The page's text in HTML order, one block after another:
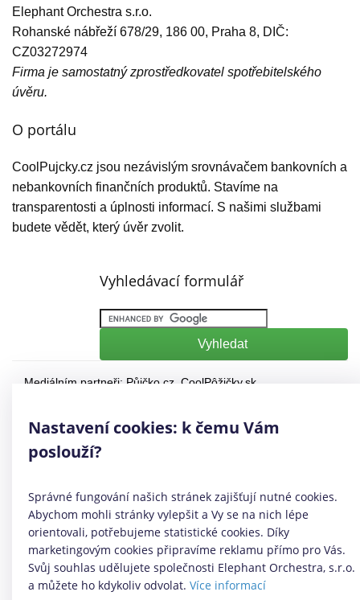
Elephant Orchestra s.r.o.
Rohanské nábřeží 678/29, 186 00, Praha 8, DIČ:
CZ03272974
Firma je samostatný zprostředkovatel spotřebitelského
úvěru.
O portálu
CoolPujcky.cz jsou nezávislým srovnávačem bankovních a
nebankovních finančních produktů. Stavíme na
transparentosti a úplnosti informací. S našimi službami
budete vědět, který úvěr zvolit.
Vyhledávací formulář
Mediálním partneři: Půjčko.cz CoolPôžičky.sk
©CoolPujcky.cz - Půjčky online ihned na účet
Váš nezávislý odborný srovnávač půjček pro rok 2026
Provozovatel:Elephant Orchestra, s.r.o. Ve spolupráci sÚspory.cz
|Povinně zveřejňované informace | Informace o řazení
produktových nabídek
Nastavení cookies: k čemu Vám
poslouží?
Správné fungování našich stránek zajišťují nutné cookies.
Abychom mohli stránky vylepšit a Vy se na nich lépe
orientovali, potřebujeme statistické cookies. Díky
marketingovým cookies připravíme reklamu přímo pro Vás.
Svůj souhlas udělujete společnosti Elephant Orchestra, s.r.o.
a můžete ho kdykoliv odvolat. Více informací